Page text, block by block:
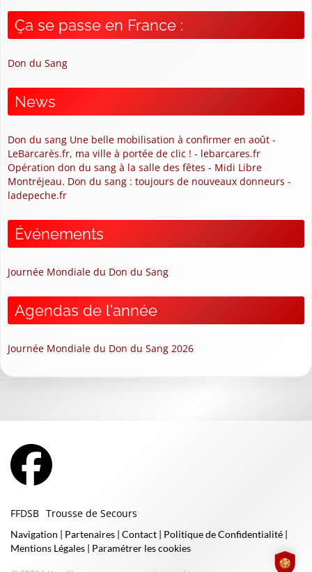
Ça se passe en France :
Don du Sang
News
Don du sang Une belle mobilisation à confirmer en août -
LeBarcarès.fr, ma ville à portée de clic ! - lebarcares.fr
Opération don du sang à la salle des fêtes - Midi Libre
Montréjeau. Don du sang : toujours de nouveaux donneurs -
ladepeche.fr
Événements
Journée Mondiale du Don du Sang
Agendas de l'année
Journée Mondiale du Don du Sang 2026
FFDSB Trousse de Secours
Navigation | Partenaires | Contact | Politique de Confidentialité |
Mentions Légales | Paramétrer les cookies